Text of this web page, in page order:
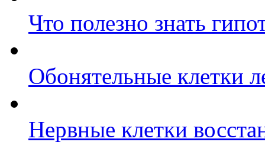
Что полезно знать
Обонятельные клетки
Нервные клетки